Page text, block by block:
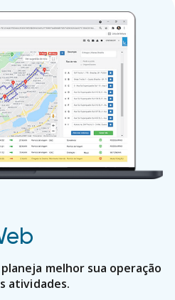
melhor sua operação
atividades.